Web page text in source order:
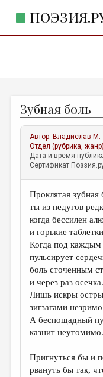
ЖАНРЫ
АВТОРЫ
КОММЕНТАРИИ
ЛИТСАЛОН
НОВОСТИ
ПРАВИЛА САЙТА
ОТДЕЛЫ И РУБРИКИ
ИЗБРАННОЕ
ДАЙДЖЕСТ
ПРОИЗВЕДЕНИЯ
ПЕРЕВОДЫ
ДЕТСКАЯ КОМНАТА
Зубная боль
Автор: Владислав М.
Отдел (рубрика,
Дата и время
Сертификат
Проклятая зубная
ты из недугов
когда бессилен
и горькие
Когда под
пульсирует
боль сточенным
и через раз осечка.
Лишь искры
зигзагами
А беспощадный
казнит неутомимо.
Пригнуться бы и
рвануть бы так,